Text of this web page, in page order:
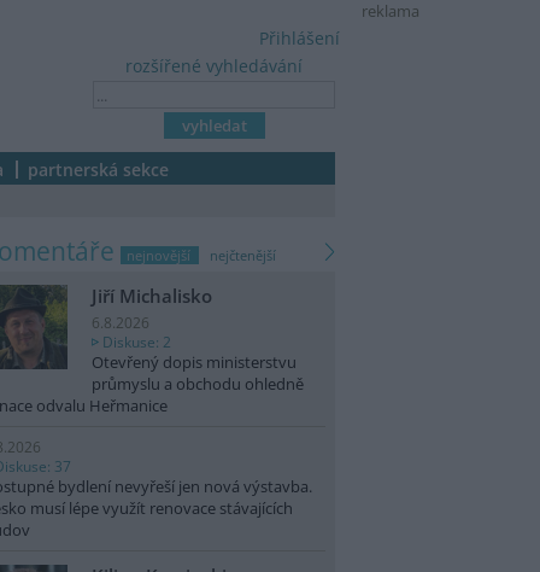
reklama
rozšířené vyhledávání
Přihlášení
partnerská sekce
nejnovější nejčtenější
Jiří Michalisko
6.8.2026
Diskuse: 2
Otevřený dopis ministerstvu
průmyslu a obchodu ohledně
odvalu Heřmanice
37
bydlení nevyřeší jen nová výstavba.
musí lépe využít renovace stávajících